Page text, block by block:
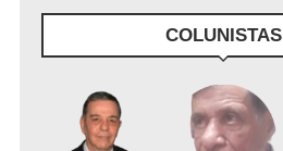
COLUNISTAS